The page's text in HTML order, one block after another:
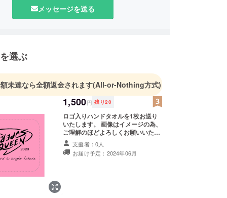
メッセージを送る
選ぶ
未達なら全額返金されます(All-or-Nothing方式)
1,500円 残り20
ロゴ入りハンドタオルを1枚お送り
いたします。 画像はイメージの為、
ご理解のほどよろしくお願いいたし
ます。 サイズ 20cm×20cm 素材 綿
100%支援者：0人
お届け予定：2024年06月